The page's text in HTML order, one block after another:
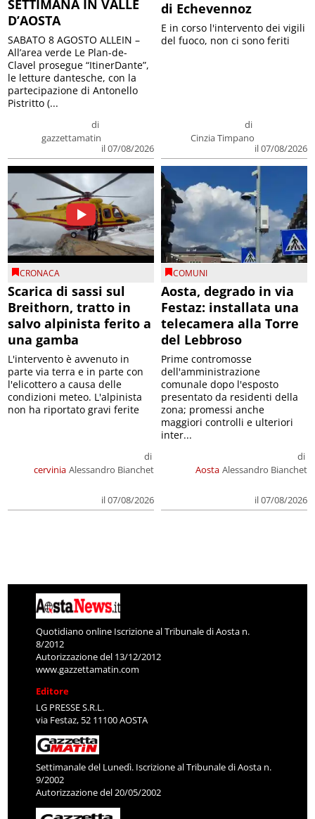
SETTIMANA IN VALLE
D’AOSTA
di
gazzettamatin
il 07/08/2026
SABATO 8 AGOSTO ALLEIN –
All’area verde Le Plan-de-
Clavel prosegue “ItinerDante”,
le letture dantesche, con la
partecipazione di Antonello
Pistritto (...
di Echevennoz
di
Cinzia Timpano
il 07/08/2026
E in corso l'intervento dei vigili
del fuoco, non ci sono feriti
CRONACA
Scarica di sassi sul
Breithorn, tratto in
salvo alpinista ferito a
una gamba
cervinia
di
Alessandro Bianchet
il 07/08/2026
L'intervento è avvenuto in
parte via terra e in parte con
l'elicottero a causa delle
condizioni meteo. L'alpinista
non ha riportato gravi ferite
COMUNI
Aosta, degrado in via
Festaz: installata una
telecamera alla Torre
del Lebbroso
Aosta
di
Alessandro Bianchet
il 07/08/2026
Prime contromosse
dell'amministrazione
comunale dopo l'esposto
presentato da residenti della
zona; promessi anche
maggiori controlli e ulteriori
inter...
Quotidiano online Iscrizione al Tribunale di Aosta n.
8/2012
Autorizzazione del 13/12/2012
www.gazzettamatin.com
Editore
LG PRESSE S.R.L.
via Festaz, 52 11100 AOSTA
Settimanale del Lunedì. Iscrizione al Tribunale di Aosta n.
9/2002
Autorizzazione del 20/05/2002